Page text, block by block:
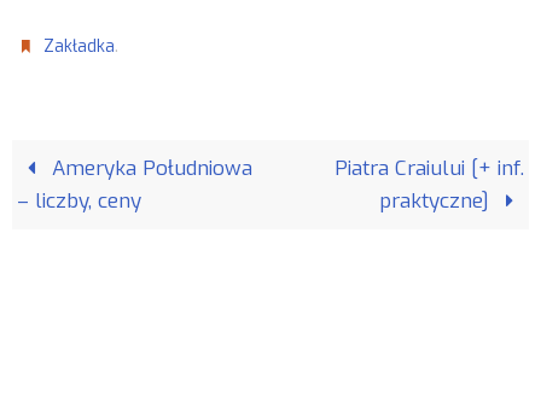
Zakładka.
Ameryka Południowa
– liczby, ceny
Piatra Craiului [+ inf.
praktyczne]